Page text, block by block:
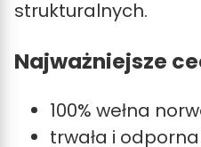
strukturalnych.
Najważniejsze
100% wełna
trwała i